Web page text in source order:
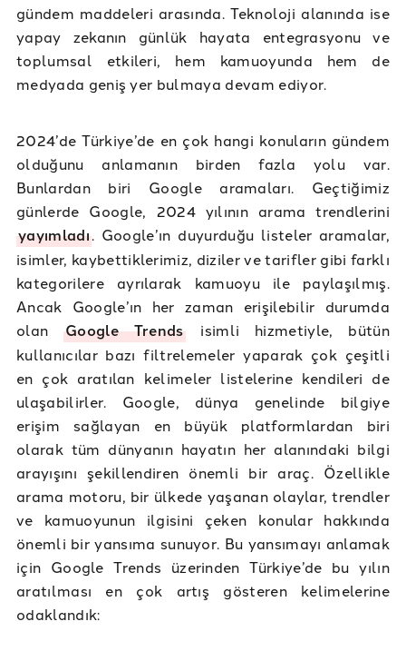
gündem maddeleri arasında. Teknoloji alanında ise
yapay zekanın günlük hayata entegrasyonu ve
toplumsal etkileri, hem kamuoyunda hem de
medyada geniş yer bulmaya devam ediyor.
2024’de Türkiye’de en çok hangi konuların gündem
olduğunu anlamanın birden fazla yolu var.
Bunlardan biri Google aramaları. Geçtiğimiz
günlerde Google, 2024 yılının arama trendlerini
yayımladı. Google’ın duyurduğu listeler aramalar,
isimler, kaybettiklerimiz, diziler ve tarifler gibi farklı
kategorilere ayrılarak kamuoyu ile paylaşılmış.
Ancak Google’ın her zaman erişilebilir durumda
olanGoogle Trendsisimli hizmetiyle, bütün
kullanıcılar bazı filtrelemeler yaparak çok çeşitli
en çok aratılan kelimeler listelerine kendileri de
ulaşabilirler. Google, dünya genelinde bilgiye
erişim sağlayan en büyük platformlardan biri
olarak tüm dünyanın hayatın her alanındaki bilgi
arayışını şekillendiren önemli bir araç. Özellikle
arama motoru, bir ülkede yaşanan olaylar, trendler
ve kamuoyunun ilgisini çeken konular hakkında
önemli bir yansıma sunuyor. Bu yansımayı anlamak
için Google Trends üzerinden Türkiye’de bu yılın
aratılması en çok artış gösteren kelimelerine
odaklandık: